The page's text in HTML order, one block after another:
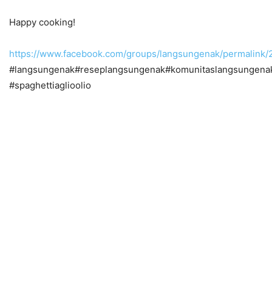
Happy cooking!
https://www.facebook.com/groups/langsungenak/
#spaghettiaglioolio